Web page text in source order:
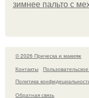
зимнее пальто с
© 2026 Прическа и макияж
Контакты
Политика
Обратная связь